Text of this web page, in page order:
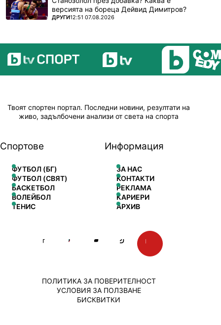
версията на бореца Дейвид Димитров?
ПОВЕЧЕ ОТ
ДРУГИ12:51 07.08.2026
Твоят спортен портал. Последни новини, резултати на
живо, задълбочени анализи от света на спорта
Спортове
ФУТБОЛ (БГ)
ФУТБОЛ (СВЯТ)
БАСКЕТБОЛ
ВОЛЕЙБОЛ
ТЕНИС
Информация
ЗА НАС
КОНТАКТИ
РЕКЛАМА
КАРИЕРИ
АРХИВ
ПОЛИТИКА ЗА ПОВЕРИТЕЛНОСТ
УСЛОВИЯ ЗА ПОЛЗВАНЕ
БИСКВИТКИ